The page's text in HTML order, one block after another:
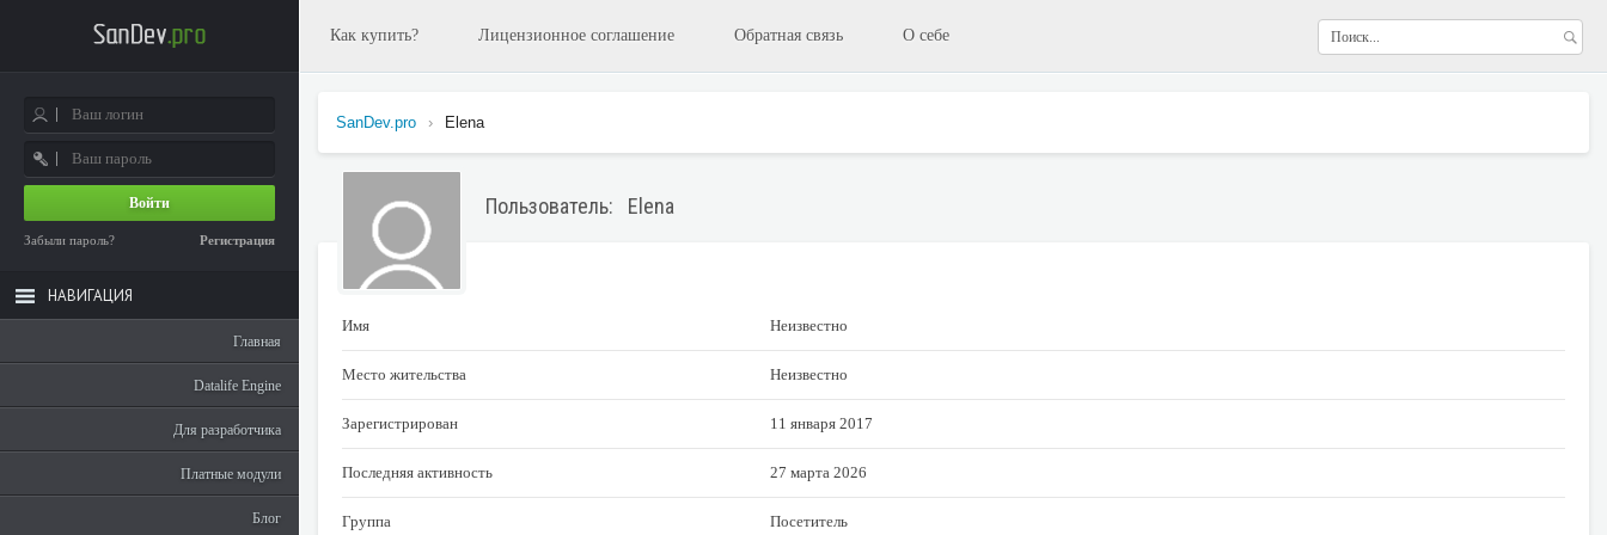
Как купить? Лицензионное соглашение Обратная связь О себе
SanDev.pro › Elena
Пользователь: Elena
Имя Неизвестно
Место жительства Неизвестно
Зарегистрирован 11 января 2017
Последняя активность 27 марта 2026
Группа Посетитель
Войти
Регистрация
Забыли пароль?
НАВИГАЦИЯ
Главная
Datalife Engine
Для разработчика
Платные модули
Блог